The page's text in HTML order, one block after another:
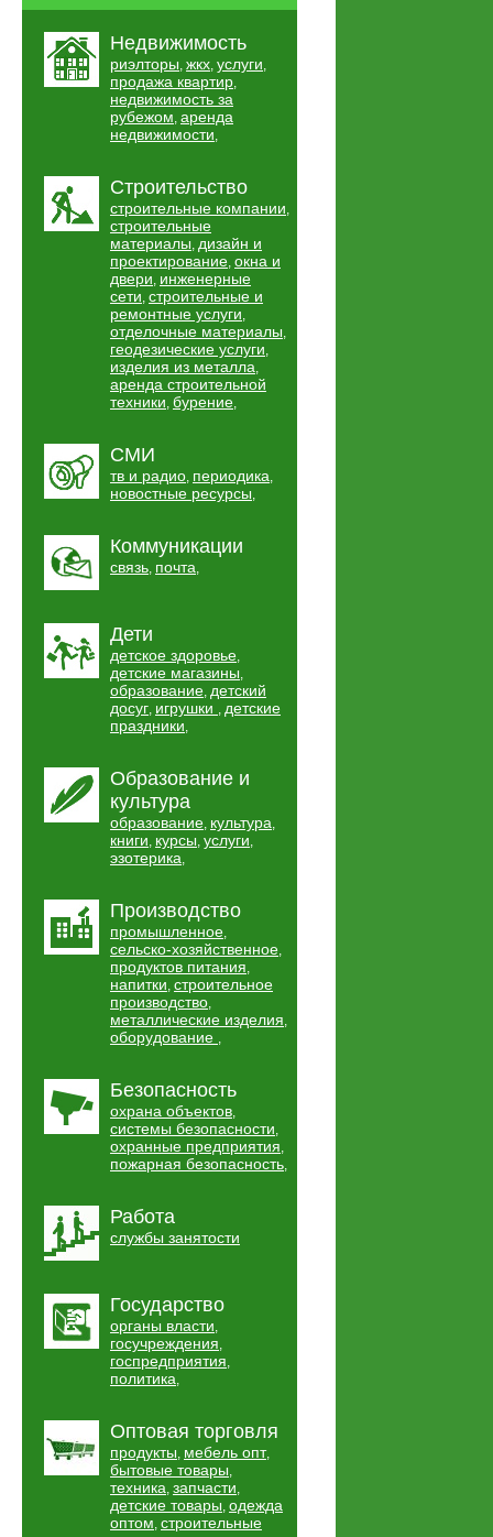
Недвижимость
риэлторы, жкх, услуги,
продажа квартир,
недвижимость за
рубежом, аренда
недвижимости,
Строительство
строительные компании,
строительные
материалы, дизайн и
проектирование, окна и
двери, инженерные
сети, строительные и
ремонтные услуги,
отделочные материалы,
геодезические услуги,
изделия из металла,
аренда строительной
техники, бурение,
СМИ
тв и радио, периодика,
новостные ресурсы,
Коммуникации
связь, почта,
Дети
детское здоровье,
детские магазины,
образование, детский
досуг, игрушки , детские
праздники,
Образование и
культура
образование, культура,
книги, курсы, услуги,
эзотерика,
Производство
промышленное,
сельско-хозяйственное,
продуктов питания,
напитки, строительное
производство,
металлические изделия,
оборудование ,
Безопасность
охрана объектов,
системы безопасности,
охранные предприятия,
пожарная безопасность,
Работа
службы занятости
Государство
органы власти,
госучреждения,
госпредприятия,
политика,
Оптовая торговля
продукты, мебель опт,
бытовые товары,
техника, запчасти,
детские товары, одежда
оптом, строительные